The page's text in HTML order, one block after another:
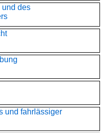
und des
und fahrlässiger